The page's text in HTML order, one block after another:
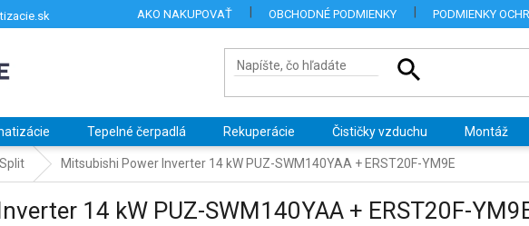
AKO NAKUPOVAŤ OBCHODNÉ PODMIENKY PODMIENKY
Tepelné čerpadlá Rekuperácie Čističky vzduchu Montáž
Split Mitsubishi Power Inverter 14 kW PUZ-SWM140YAA + ERST20F-YM9E
14 kW PUZ-SWM140YAA + ERST20F-